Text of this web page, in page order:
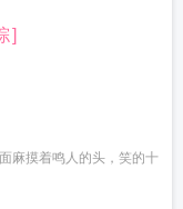
]
麻摸着鸣人的头，笑的十